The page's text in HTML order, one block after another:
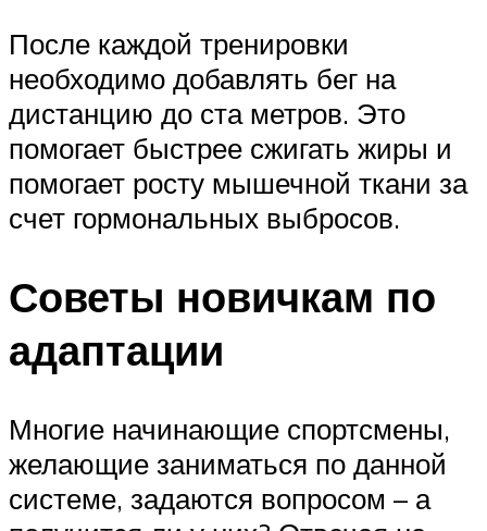
После каждой тренировки
необходимо добавлять бег на
дистанцию до ста метров. Это
помогает быстрее сжигать жиры и
помогает росту мышечной ткани за
счет гормональных выбросов.
Советы новичкам по
адаптации
Многие начинающие спортсмены,
желающие заниматься по данной
системе, задаются вопросом – а